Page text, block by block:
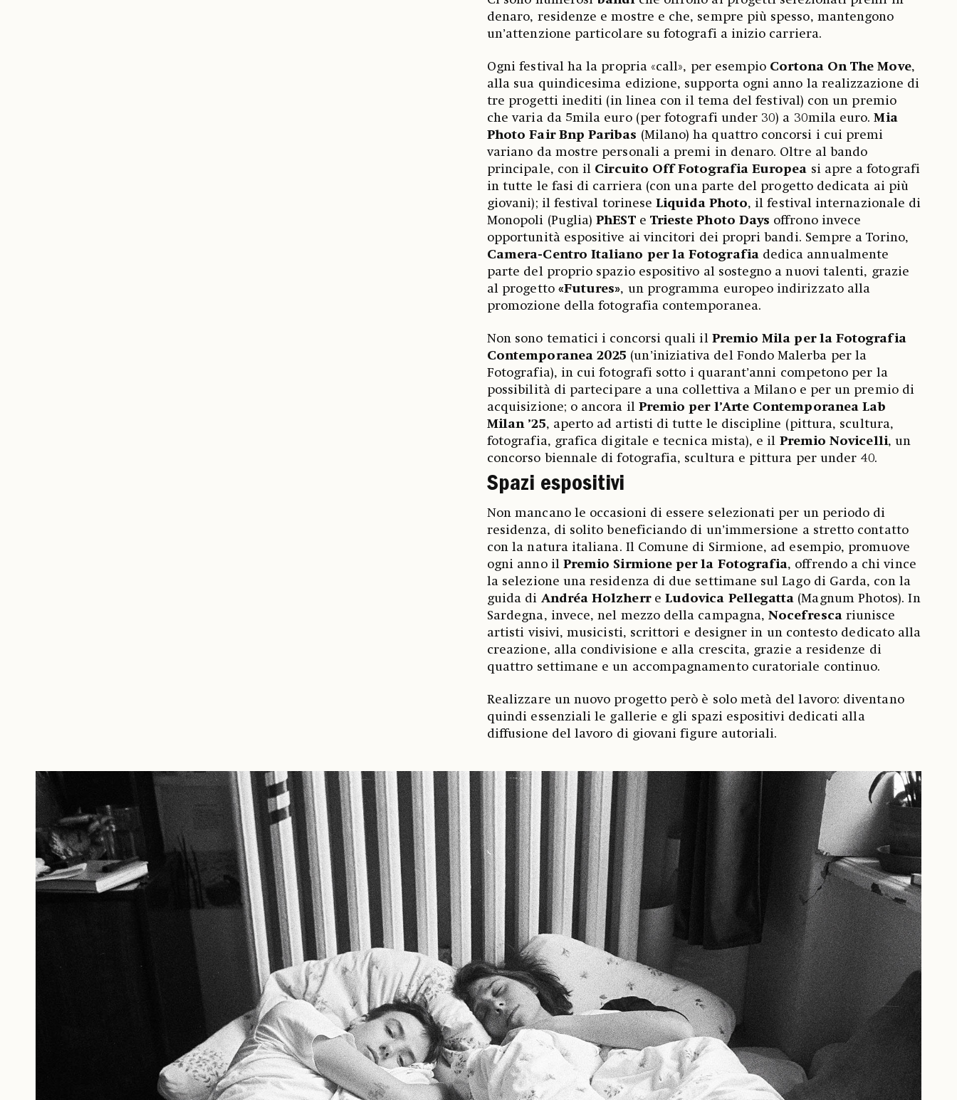
denaro, residenze e mostre e che, sempre più spesso, mantengono
un’attenzione particolare su fotografi a inizio carriera.
Ogni festival ha la propria «call», per esempio Cortona On The Move,
alla sua quindicesima edizione, supporta ogni anno la realizzazione di
tre progetti inediti (in linea con il tema del festival) con un premio
che varia da 5mila euro (per fotografi under 30) a 30mila euro.Mia
Photo Fair Bnp Paribas (Milano) ha quattro concorsi i cui premi
variano da mostre personali a premi in denaro. Oltre al bando
principale, con il Circuito Off Fotografia Europea si apre a fotografi
in tutte le fasi di carriera (con una parte del progetto dedicata ai più
giovani); il festival torineseLiquida Photo, il festival internazionale di
Monopoli (Puglia)PhESTe Trieste Photo Days offrono invece
opportunità espositive ai vincitori dei propri bandi. Sempre a Torino,
Camera-Centro Italiano per la Fotografiadedica annualmente
parte del proprio spazio espositivo al sostegno a nuovi talenti, grazie
al progetto «Futures», un programma europeo indirizzato alla
promozione della fotografia contemporanea.
Non sono tematici i concorsi quali il Premio Mila per la Fotografia
Contemporanea 2025 (un’iniziativa del Fondo Malerba per la
Fotografia), in cui fotografi sotto i quarant’anni competono per la
possibilità di partecipare a una collettiva a Milano e per un premio di
acquisizione; o ancora il Premio per l’Arte Contemporanea Lab
Milan ’25, aperto ad artisti di tutte le discipline (pittura, scultura,
fotografia, grafica digitale e tecnica mista), e il Premio Novicelli, un
concorso biennale di fotografia, scultura e pittura per under 40.
Spazi espositivi
Non mancano le occasioni di essere selezionati per un periodo di
residenza, di solito beneficiando di un’immersione a stretto contatto
con la natura italiana. Il Comune di Sirmione, ad esempio, promuove
ogni anno il Premio Sirmione per la Fotografia, offrendo a chi vince
la selezione una residenza di due settimane sul Lago di Garda, con la
guida di Andréa Holzherr e Ludovica Pellegatta (Magnum Photos). In
Sardegna, invece, nel mezzo della campagna,Nocefrescariunisce
artisti visivi, musicisti, scrittori e designer in un contesto dedicato alla
creazione, alla condivisione e alla crescita, grazie a residenze di
quattro settimane e un accompagnamento curatoriale continuo.
Realizzare un nuovo progetto però è solo metà del lavoro: diventano
quindi essenziali le gallerie e gli spazi espositivi dedicati alla
diffusione del lavoro di giovani figure autoriali.